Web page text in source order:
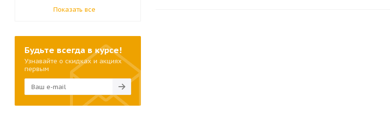
Показать все
Будьте всегда в курсе!
Узнавайте о скидках и акциях
первым